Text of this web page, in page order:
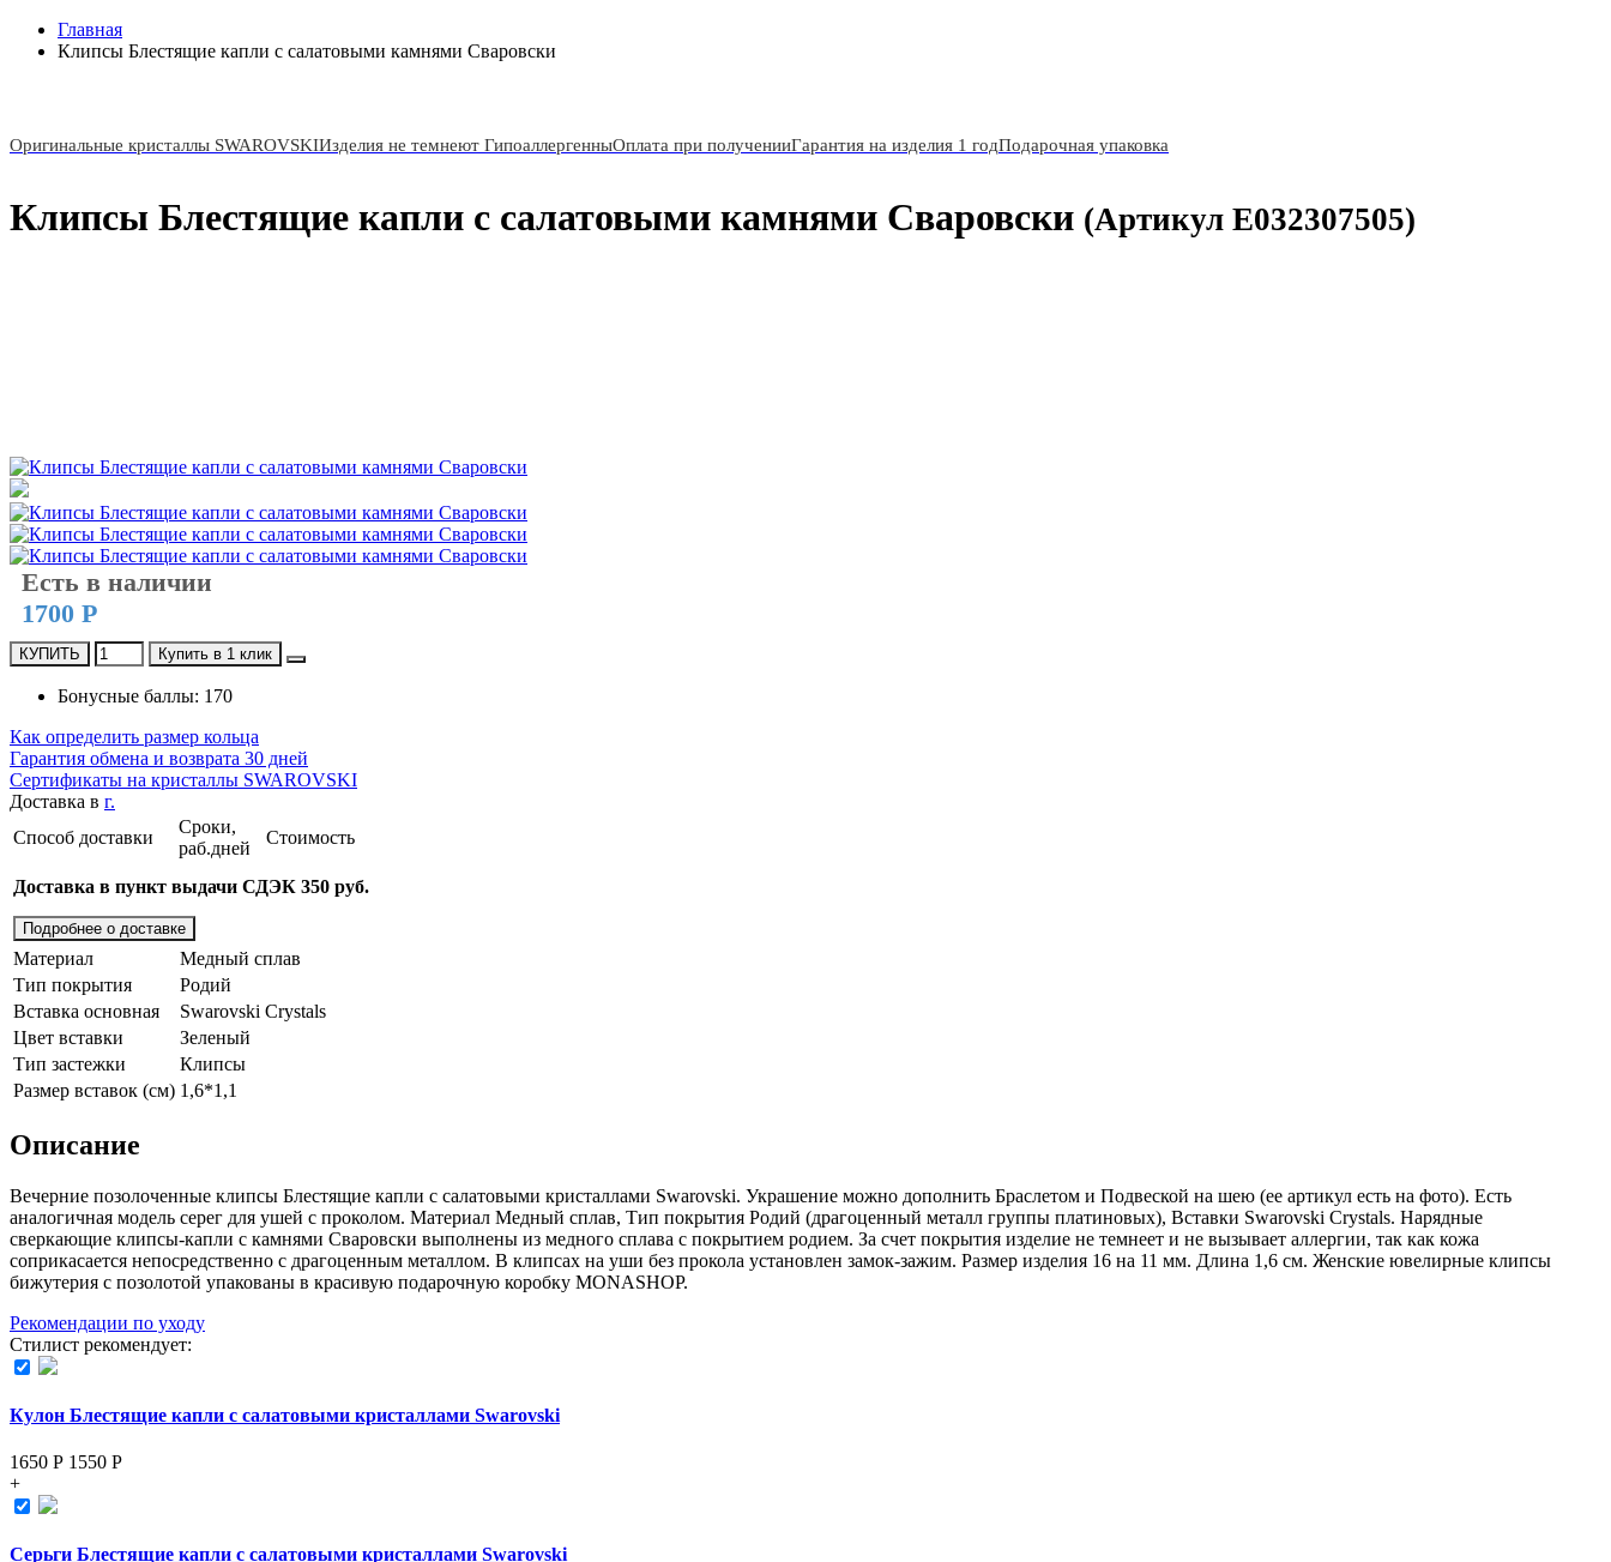
Главная
Клипсы Блестящие капли с салатовыми камнями Сваровски
Оригинальные кристаллы SWAROVSKIИзделия не темнеют ГипоаллергенныОплата при полученииГарантия на изделия 1 годПодарочная упаковка
Клипсы Блестящие капли с салатовыми камнями Сваровски (Артикул E032307505)
Есть в наличии
1700 Р
КУПИТЬ Купить в 1 клик
Бонусные баллы: 170
Как определить размер кольца
Гарантия обмена и возврата 30 дней
Сертификаты на кристаллы SWAROVSKI
Доставка в г.
Способ доставки
Сроки,
раб.дней
Стоимость
Доставка в пункт выдачи СДЭК 350 руб.
Подробнее о доставке
Материал
Медный сплав
Тип покрытия
Родий
Вставка основная
Swarovski Crystals
Цвет вставки
Зеленый
Тип застежки
Клипсы
Размер вставок (см) 1,6*1,1
Описание
Вечерние позолоченные клипсы Блестящие капли с салатовыми кристаллами Swarovski. Украшение можно дополнить Браслетом и Подвеской на шею (ее aртикул есть на фoто). Есть
аналогичная модель серег для ушей с проколом. Материал Медный сплав, Тип покрытия Родий (драгоценный металл группы платиновых), Вставки Swarovski Crystals. Нарядные
сверкающие клипсы-капли с камнями Сваровски выполнены из медного сплава с покрытием родием. За счет покрытия изделие не темнеет и не вызывает аллергии, так как кожа
соприкасается непосредственно с драгоценным металлом. В клипсах на уши без прокола установлен замок-зажим. Размер изделия 16 на 11 мм. Длина 1,6 см. Женские ювелирные клипсы
бижутерия с позолотой упакованы в красивую подарочную коробку MONASHOP.
Рекомендации по уходу
Стилист рекомендует:
Кулон Блестящие капли с салатовыми кристаллами Swarovski
1650 Р 1550 Р
+
Серьги Блестящие капли с салатовыми кристаллами Swarovski